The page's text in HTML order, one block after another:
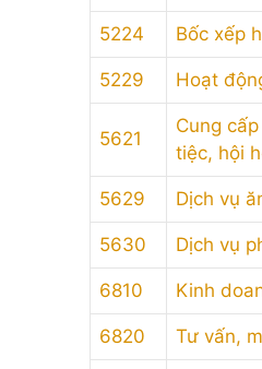
5224 Bốc xếp
5229 Hoạt
5621
Cung
tiệc, hội
5629 Dịch vụ
5630 Dịch vụ
6810 Kinh
6820 Tư vấn,